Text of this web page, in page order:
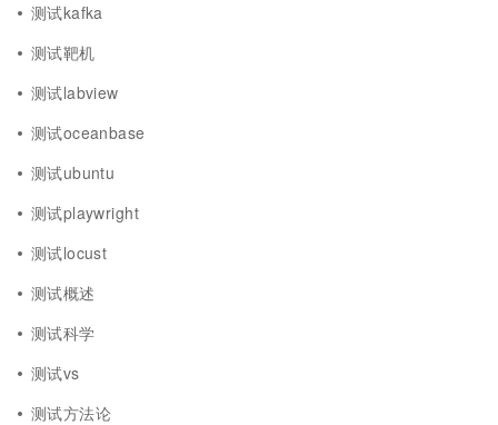
测试kafka
测试靶机
测试labview
测试oceanbase
测试ubuntu
测试playwright
测试locust
测试概述
测试科学
测试vs
测试方法论